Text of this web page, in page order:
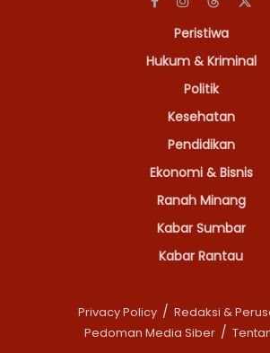
Peristiwa
Hukum & Kriminal
Politik
Kesehatan
Pendidikan
Ekonomi & Bisnis
Ranah Minang
Kabar Sumbar
Kabar Rantau
Privacy Policy
Redaksi &
Pedoman Media Siber